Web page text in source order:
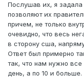
Послушав их, я
позволяют их
причем, не только
очевидно, что весь
в сторону сша,
Ответ был примерно
так, что нам нужно
день, а по 10 и